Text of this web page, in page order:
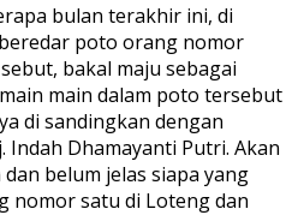
bulan terakhir ini, di
poto orang nomor
bakal maju sebagai
main dalam poto tersebut
di sandingkan dengan
Indah Dhamayanti Putri. Akan
belum jelas siapa yang
nomor satu di Loteng dan